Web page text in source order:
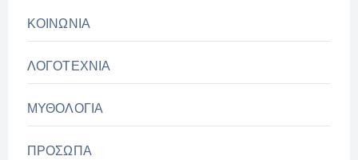
ΚΟΙΝΩΝΙΑ
ΛΟΓΟΤΕΧΝΙΑ
ΜΥΘΟΛΟΓΙΑ
ΠΡΟΣΩΠΑ